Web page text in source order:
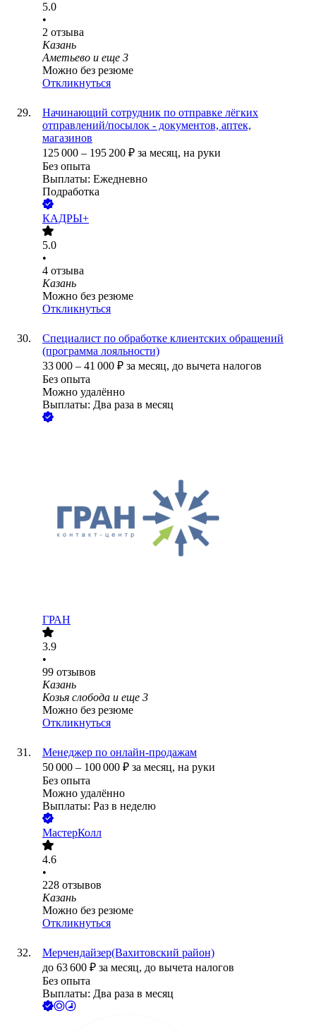
5.0
•
2 отзыва
Казань
Аметьево и еще 3
Можно без резюме
Откликнуться
Начинающий сотрудник по отправке лёгких
отправлений/посылок - документов, аптек,
магазинов
125 000 – 195 200 ₽ за месяц, на руки
Без опыта
Выплаты: Ежедневно
Подработка
КАДРЫ+
5.0
•
4 отзыва
Казань
Можно без резюме
Откликнуться
Специалист по обработке клиентских обращений
(программа лояльности)
33 000 – 41 000 ₽ за месяц, до вычета налогов
Без опыта
Можно удалённо
Выплаты: Два раза в месяц
ГРАН
3.9
•
99 отзывов
Казань
Козья слобода и еще 3
Можно без резюме
Откликнуться
Менеджер по онлайн-продажам
50 000 – 100 000 ₽ за месяц, на руки
Без опыта
Можно удалённо
Выплаты: Раз в неделю
МастерКолл
4.6
•
228 отзывов
Казань
Можно без резюме
Откликнуться
Мерчендайзер(Вахитовский район)
до 63 600 ₽ за месяц, до вычета налогов
Без опыта
Выплаты: Два раза в месяц